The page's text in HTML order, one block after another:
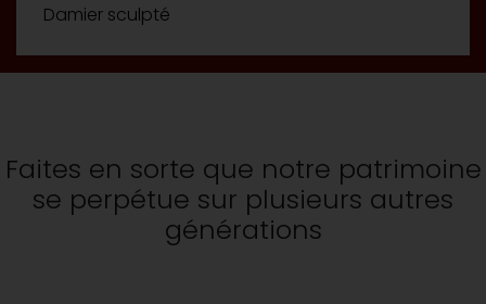
Damier sculpté
Faites en sorte que notre patrimoine
se perpétue sur plusieurs autres
générations